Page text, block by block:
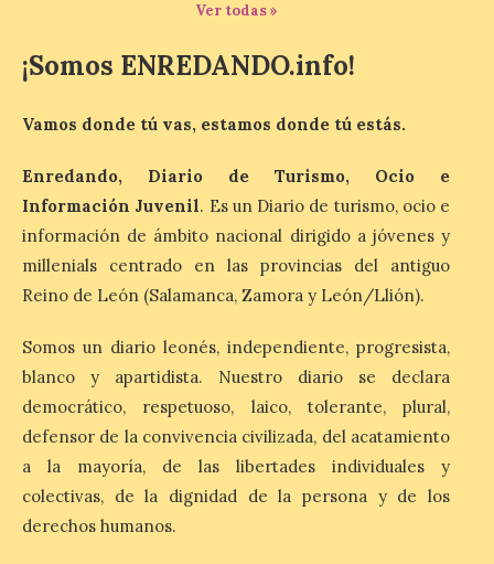
9 Ago 2026
Iberia Marimba es un es
un encuentro
celebra en el mes de
agosto en la localidad
gallega de Merza, dedicado a la marimba y
la música de cámara. La Plaza del
Ayuntamiento de Ponferrada acogerá
este domingo, […]
MADO Madrid Orgullo
2026 vuelve a situarse
como uno de los
principales motores
económicos y turísticos de
Madrid
9 Ago 2026
Ver todas »
¡Somos ENREDANDO.info!
Vamos donde tú vas, estamos donde tú estás.
Enredando, Diario de Turismo, Ocio e
Información Juvenil. Es un Diario de turismo, ocio e
información de ámbito nacional dirigido a jóvenes y
millenials centrado en las provincias del antiguo
Reino de León (Salamanca, Zamora y León/Llión).
Somos un diario leonés, independiente, progresista,
blanco y apartidista. Nuestro diario se declara
democrático, respetuoso, laico, tolerante, plural,
defensor de la convivencia civilizada, del acatamiento
a la mayoría, de las libertades individuales y
colectivas, de la dignidad de la persona y de los
derechos humanos.